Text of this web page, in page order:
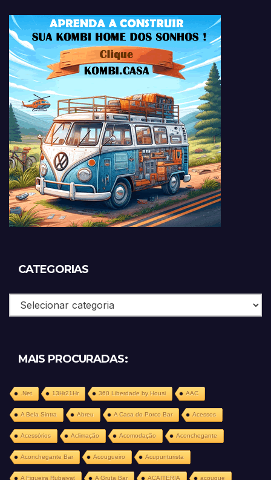
CATEGORIAS
Categorias
MAIS PROCURADAS:
.Net 13Hr21Hr 360 Liberdade by Housi AAC
A Bela Sintra Abreu A Casa do Porco Bar Acessos
Acessórios Aclimação Acomodação Aconchegante
Aconchegante Bar Acougueiro Acupunturista
A Figueira Rubaiyat A Gruta Bar AÇAITERIA açougue